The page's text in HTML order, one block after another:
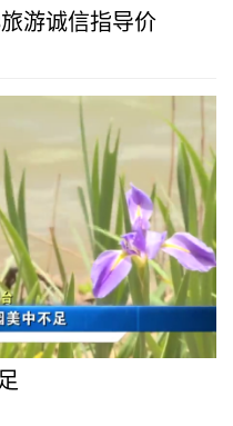
游诚信指导价